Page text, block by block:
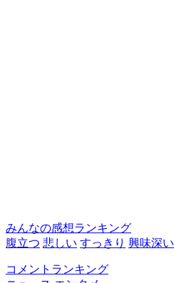
みんなの感想ランキング
腹立つ 悲しい すっきり 興味深い
コメントランキング